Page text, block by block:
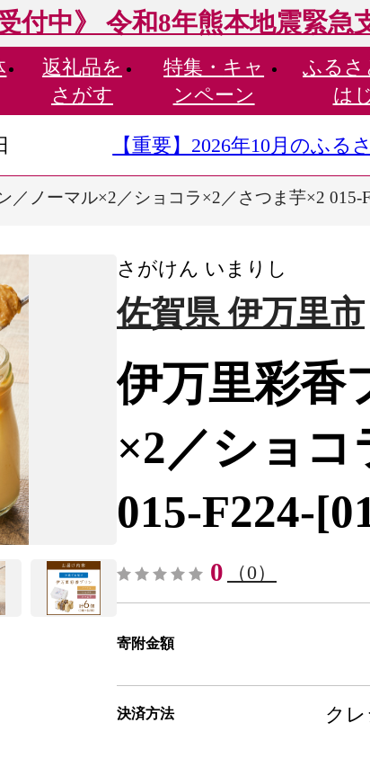
受付中》 令和8年熊本地震緊急
返礼品を
さがす
特集・ キャ
ンペーン
ふるさ
は
【重要】2026年10月のふ
／ノーマル×2／ショコラ×2／さつま芋×2 015-
さがけん いまりし
佐賀県 伊万里市
伊万里彩香
×2／ショコ
015-F224-
0 （0）
寄附金額
決済方法
ク